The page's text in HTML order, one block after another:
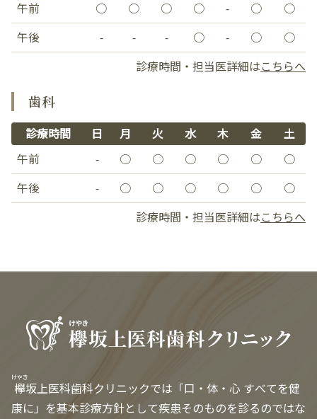
午前
○ ○ ○ ○ - ○
○
午後
- - - ○ - ○
○
診療時間・担当医詳細はこちらへ
歯科
診療時間 日 月 火 水 木 金
土
午前
- ○ ○ ○ ○ ○
○
午後
- ○ ○ ○ ○ ○
○
診療時間・担当医詳細はこちらへ
欅
けやき
坂上医科歯科クリニックでは「口・体・心 すべてを健
康に」を基本診療方針として疾患そのものを診るのではな